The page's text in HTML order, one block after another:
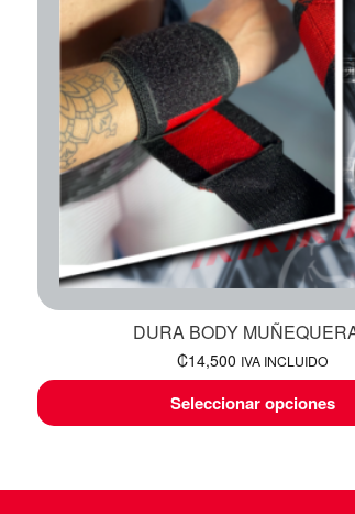
DURA BODY
₡14,500 IVA INCLUIDO
Seleccionar opciones